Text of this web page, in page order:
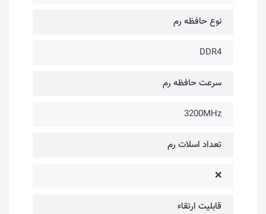
نوع حافظه رم
DDR4
سرعت حافظه رم
3200MHz
تعداد اسلات رم
❌
قابلیت ارتقاء